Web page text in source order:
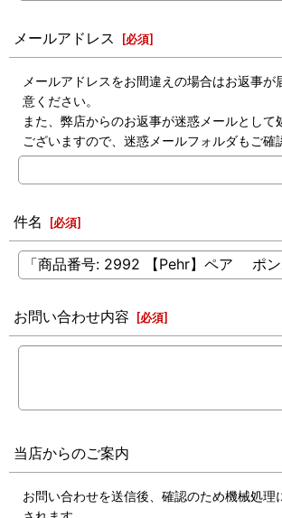
メールアドレス [必須]
メールアドレスをお間違えの場合はお返事が
意ください。
また、弊店からのお返事が迷惑メールとして
ございますので、迷惑メールフォルダもご確
件名 [必須]
お問い合わせ内容 [必須]
当店からのご案内
お問い合わせを送信後、確認のため機械処理